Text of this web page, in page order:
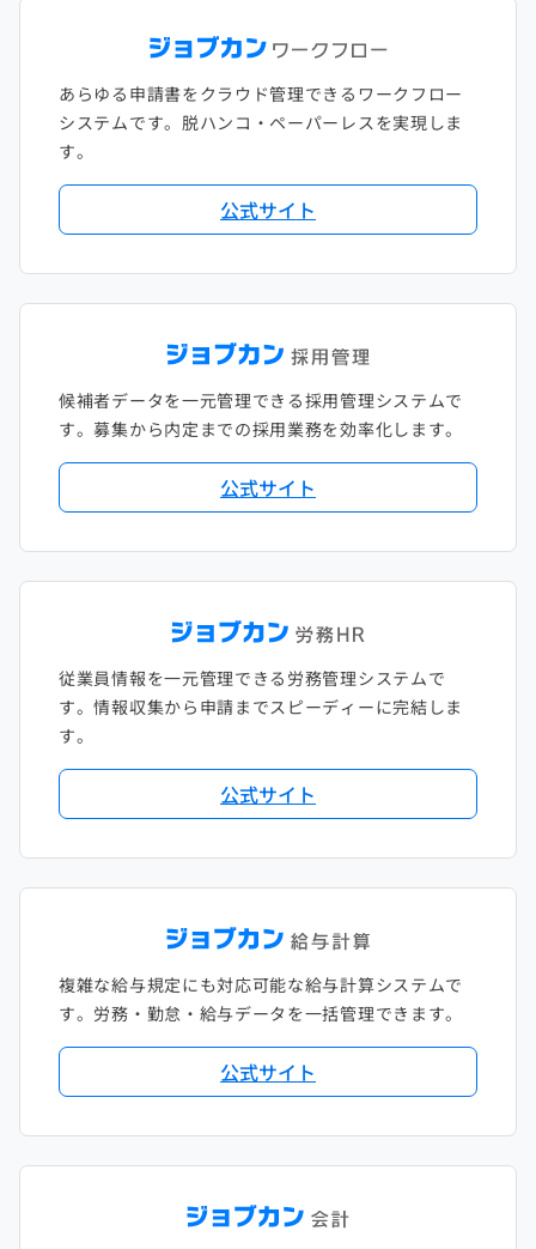
あらゆる申請書をクラウド管理できるワークフロー
システムです。脱ハンコ・ペーパーレスを実現しま
す。
公式サイト
候補者データを一元管理できる採用管理システムで
す。募集から内定までの採用業務を効率化します。
公式サイト
従業員情報を一元管理できる労務管理システムで
す。情報収集から申請までスピーディーに完結しま
す。
公式サイト
複雑な給与規定にも対応可能な給与計算システムで
す。労務・勤怠・給与データを一括管理できます。
公式サイト